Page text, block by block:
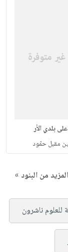
بلدي الأر
مقبل حمّود
المزيد من البنود »
للعلوم ناشرون